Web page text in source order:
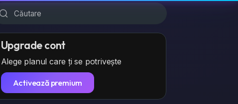
Upgrade cont
Alege planul care ți se potrivește
Activează premium